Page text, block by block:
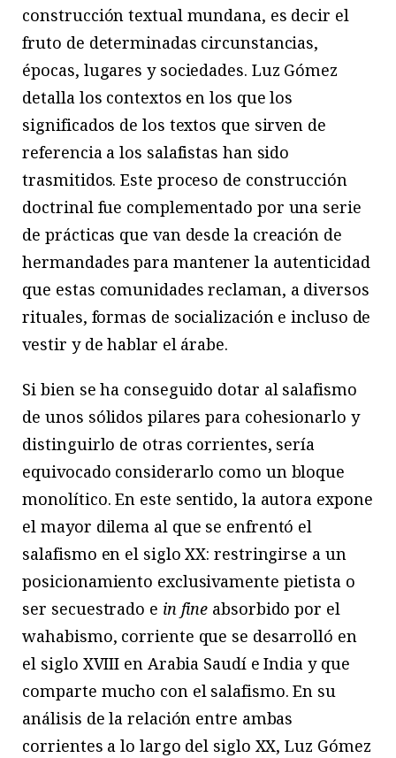
construcción textual mundana, es decir el
fruto de determinadas circunstancias,
épocas, lugares y sociedades. Luz Gómez
detalla los contextos en los que los
significados de los textos que sirven de
referencia a los salafistas han sido
trasmitidos. Este proceso de construcción
doctrinal fue complementado por una serie
de prácticas que van desde la creación de
hermandades para mantener la autenticidad
que estas comunidades reclaman, a diversos
rituales, formas de socialización e incluso de
vestir y de hablar el árabe.
Si bien se ha conseguido dotar al salafismo
de unos sólidos pilares para cohesionarlo y
distinguirlo de otras corrientes, sería
equivocado considerarlo como un bloque
monolítico. En este sentido, la autora expone
el mayor dilema al que se enfrentó el
salafismo en el siglo XX: restringirse a un
posicionamiento exclusivamente pietista o
ser secuestrado e in fine absorbido por el
wahabismo, corriente que se desarrolló en
el siglo XVIII en Arabia Saudí e India y que
comparte mucho con el salafismo. En su
análisis de la relación entre ambas
corrientes a lo largo del siglo XX, Luz Gómez